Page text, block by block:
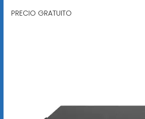
PRECIO GRATUITO